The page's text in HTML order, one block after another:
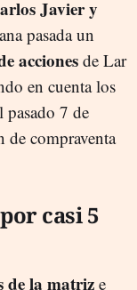
Javier y
pasada un
acciones de Lar
en cuenta los
7 de
de compraventa
casi 5
de la matrize